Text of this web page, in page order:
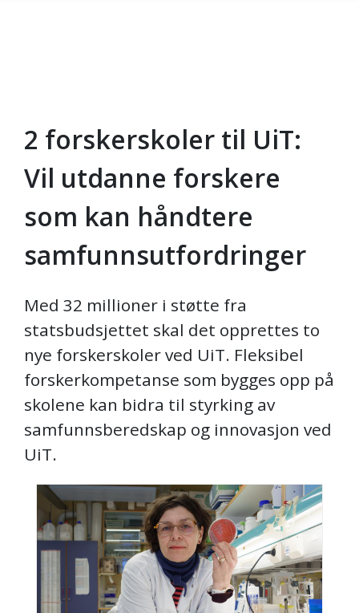
Gå til hovedinnhold
2 forskerskoler til UiT:
Vil utdanne forskere
som kan håndtere
samfunnsutfordringer
Med 32 millioner i støtte fra
statsbudsjettet skal det opprettes to
nye forskerskoler ved UiT. Fleksibel
forskerkompetanse som bygges opp på
skolene kan bidra til styrking av
samfunnsberedskap og innovasjon ved
UiT.